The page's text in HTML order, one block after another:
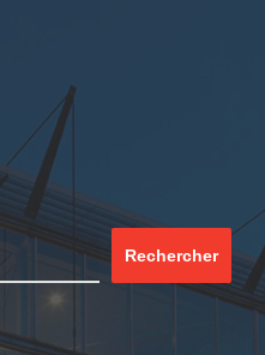
Rechercher